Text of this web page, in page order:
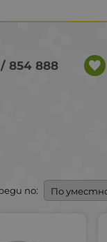
854 888
по: